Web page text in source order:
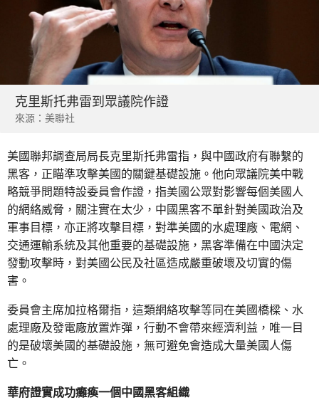
克里斯托弗雷到眾議院作證
來源：美聯社
美國聯邦調查局局長克里斯托弗雷指，與中國政府有聯繫的
黑客，正瞄準攻擊美國的關鍵基礎設施。他向眾議院美中戰
略競爭問題特設委員會作證，指美國公眾對影響每個美國人
的網絡威脅，關注實在太少，中國黑客不單針對美國政治及
軍事目標，亦正將攻擊目標，對準美國的水處理廠、電網、
交通運輸系統及其他重要的基礎設施，黑客準備在中國決定
發動攻擊時，對美國公民及社區造成嚴重破壞及切實的傷
害。
委員會主席加拉格爾指，這類網絡攻擊等同在美國橋樑、水
處理廠及發電廠放置炸彈，行動不會帶來經濟利益，唯一目
的是破壞美國的基礎設施，無可避免會造成大量美國人傷
亡。
華府證實成功癱瘓一個中國黑客組織